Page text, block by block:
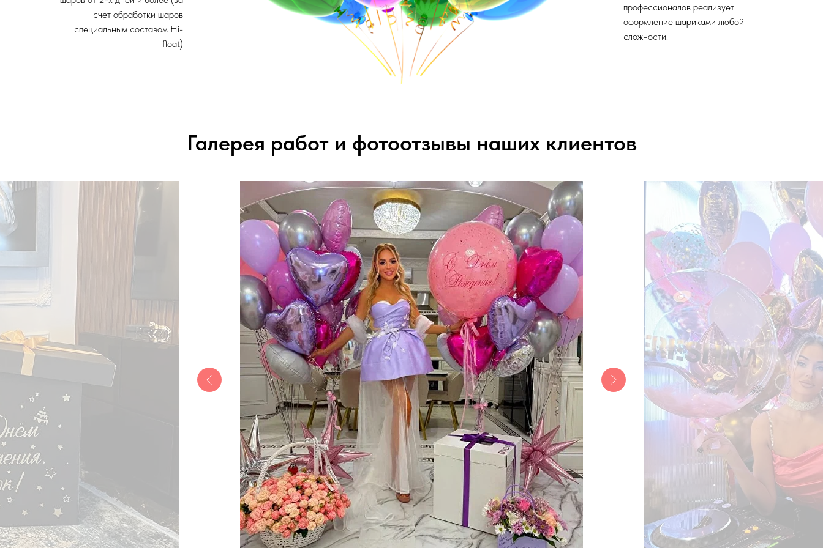
счет обработки шаров
специальным составом Hi-
float)
профессионалов реализует
оформление шариками любой
сложности!
Галерея работ и фотоотзывы наших клиентов